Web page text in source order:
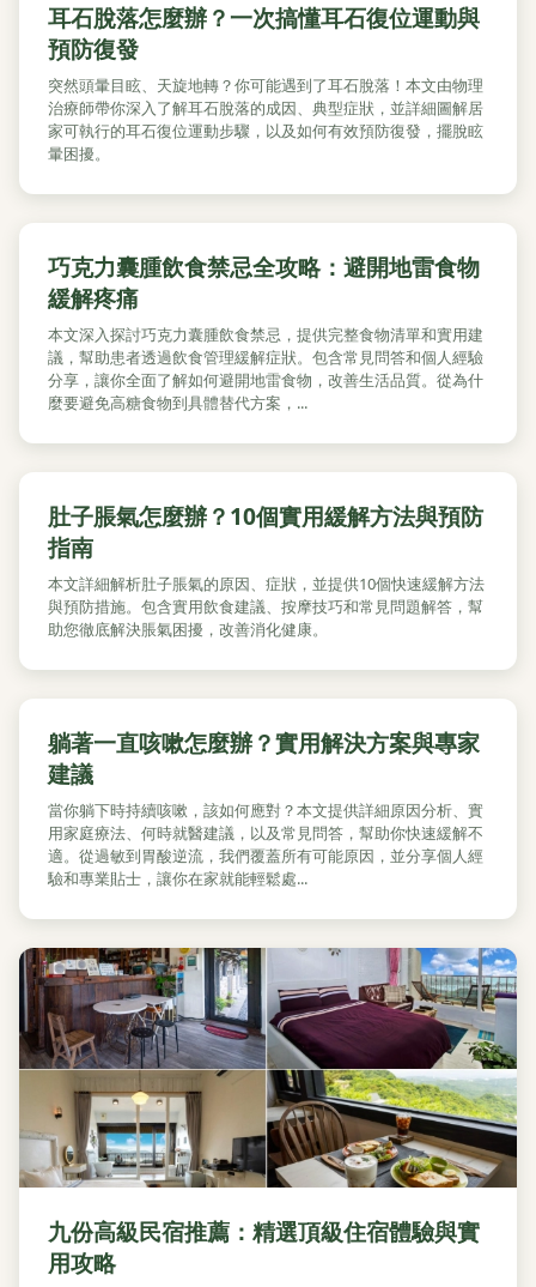
耳石脫落怎麼辦？一次搞懂耳石復位運動與
預防復發
突然頭暈目眩、天旋地轉？你可能遇到了耳石脫落！本文由物理
治療師帶你深入了解耳石脫落的成因、典型症狀，並詳細圖解居
家可執行的耳石復位運動步驟，以及如何有效預防復發，擺脫眩
暈困擾。
巧克力囊腫飲食禁忌全攻略：避開地雷食物
緩解疼痛
本文深入探討巧克力囊腫飲食禁忌，提供完整食物清單和實用建
議，幫助患者透過飲食管理緩解症狀。包含常見問答和個人經驗
分享，讓你全面了解如何避開地雷食物，改善生活品質。從為什
麼要避免高糖食物到具體替代方案，...
肚子脹氣怎麼辦？10個實用緩解方法與預防
指南
本文詳細解析肚子脹氣的原因、症狀，並提供10個快速緩解方法
與預防措施。包含實用飲食建議、按摩技巧和常見問題解答，幫
助您徹底解決脹氣困擾，改善消化健康。
躺著一直咳嗽怎麼辦？實用解決方案與專家
建議
當你躺下時持續咳嗽，該如何應對？本文提供詳細原因分析、實
用家庭療法、何時就醫建議，以及常見問答，幫助你快速緩解不
適。從過敏到胃酸逆流，我們覆蓋所有可能原因，並分享個人經
驗和專業貼士，讓你在家就能輕鬆處...
九份高級民宿推薦：精選頂級住宿體驗與實
用攻略